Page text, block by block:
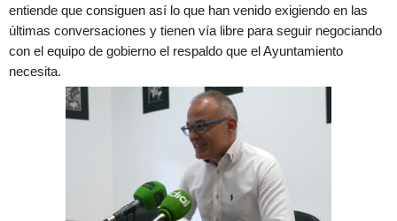
entiende que consiguen así lo que han venido exigiendo en las
últimas conversaciones y tienen vía libre para seguir negociando
con el equipo de gobierno el respaldo que el Ayuntamiento
necesita.